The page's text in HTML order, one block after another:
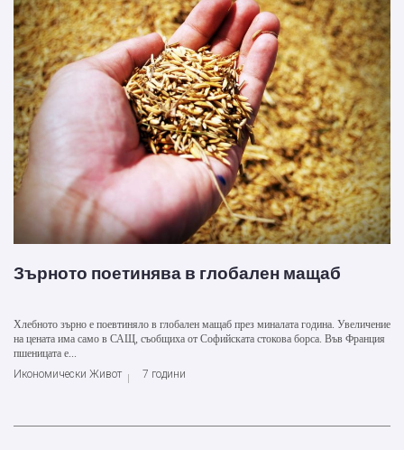
Зърното поетинява в глобален мащаб
Хлебното зърно е поевтиняло в глобален мащаб през миналата година. Увеличение
на цената има само в САЩ, съобщиха от Софийската стокова борса. Във Франция
пшеницата е...
Икономически Живот
7 години